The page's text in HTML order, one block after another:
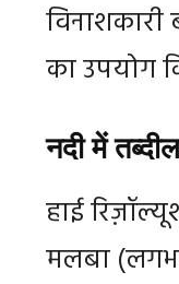
का उपयोग
नदी में
हाई
मलबा